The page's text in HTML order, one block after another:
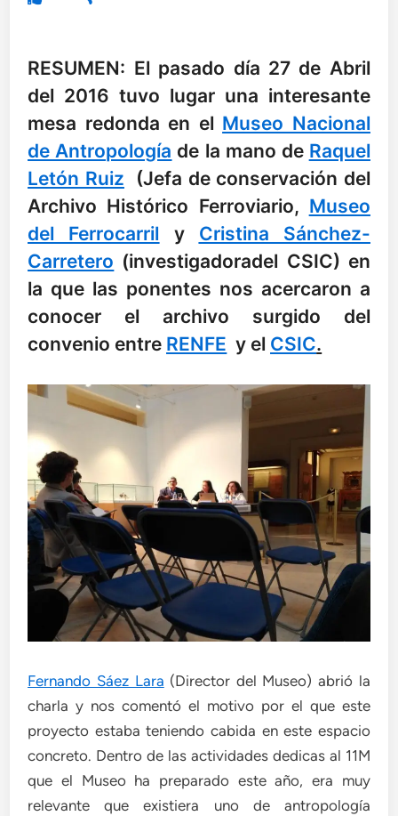
RESUMEN: El pasado día 27 de Abril
del 2016 tuvo lugar una interesante
mesa redonda en el Museo Nacional
de Antropología de la mano de Raquel
Letón Ruiz (Jefa de conservación del
Archivo Histórico Ferroviario, Museo
del Ferrocarril y Cristina Sánchez-
Carretero (investigadoradel CSIC) en
la que las ponentes nos acercaron a
conocer el archivo surgido del
convenio entre RENFE y el CSIC.
Fernando Sáez Lara (Director del Museo) abrió la
charla y nos comentó el motivo por el que este
proyecto estaba teniendo cabida en este espacio
concreto. Dentro de las actividades dedicas al 11M
que el Museo ha preparado este año, era muy
relevante que existiera uno de antropología